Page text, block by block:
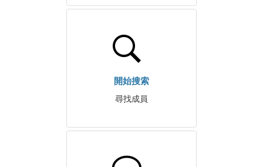
開始搜索
尋找成員